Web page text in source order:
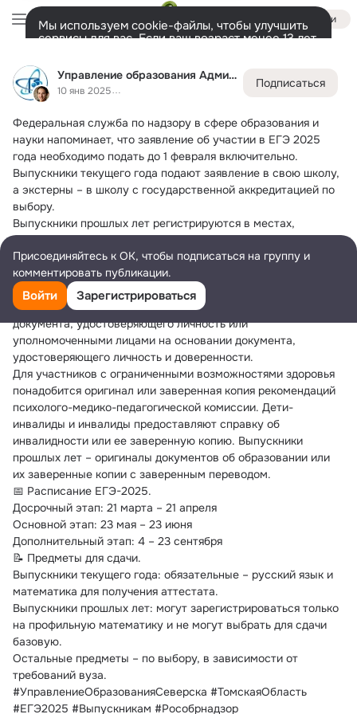
Управление образования Администрации ЗАТО Северск
10 янв 2025
Подписаться
Федеральная служба по надзору в сфере образования и
науки напоминает, что заявление об участии в ЕГЭ 2025
года необходимо подать до 1 февраля включительно.
Выпускники текущего года подают заявление в свою школу,
а экстерны – в школу с государственной аккредитацией по
выбору.
Выпускники прошлых лет регистрируются в местах,
утвержденных региональными органами управления
образованием. Вся информация доступна на их официальных
сайтах.
❓Как подать заявление? Лично обучающимися или их
родителями (законными представителями) на основании
документа, удостоверяющего личность или
уполномоченными лицами на основании документа,
удостоверяющего личность и доверенности.
Для участников с ограниченными возможностями здоровья
понадобится оригинал или заверенная копия рекомендаций
психолого-медико-педагогической комиссии. Дети-
инвалиды и инвалиды предоставляют справку об
инвалидности или ее заверенную копию. Выпускники
прошлых лет – оригиналы документов об образовании или
их заверенные копии с заверенным переводом.
📅 Расписание ЕГЭ-2025.
Досрочный этап: 21 марта – 21 апреля
Основной этап: 23 мая – 23 июня
Дополнительный этап: 4 – 23 сентября
📝 Предметы для сдачи.
Выпускники текущего года: обязательные – русский язык и
математика для получения аттестата.
Выпускники прошлых лет: могут зарегистрироваться только
на профильную математику и не могут выбрать для сдачи
базовую.
Остальные предметы – по выбору, в зависимости от
требований вуза.
#УправлениеОбразованияСеверска #ТомскаяОбласть
#ЕГЭ2025 #Выпускникам #Рособрнадзор
Войти
Мы используем cookie-файлы, чтобы улучшить
сервисы для вас. Если ваш возраст менее 13 лет,
представитель.
Разрешить все Настроить
Лента Участники Ещё
Дополнительная
колонка
Всё1 275 Обсуждаемые
Присоединяйтесь к ОК, чтобы подписаться на группу и
комментировать публикации.
Войти Зарегистрироваться